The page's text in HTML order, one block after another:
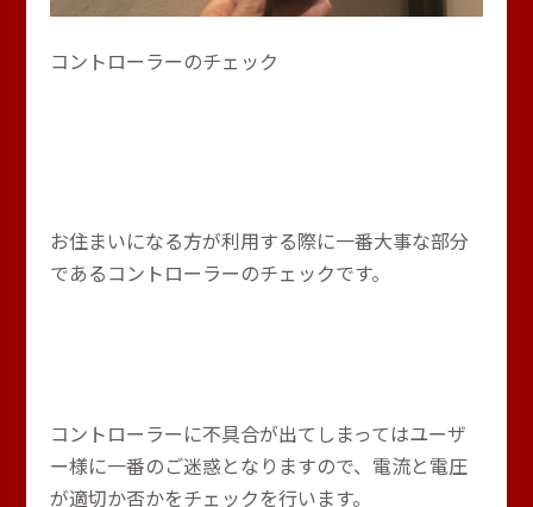
コントローラーのチェック
お住まいになる方が利用する際に一番大事な部分
であるコントローラーのチェックです。
コントローラーに不具合が出てしまってはユーザ
ー様に一番のご迷惑となりますので、電流と電圧
が適切か否かをチェックを行います。